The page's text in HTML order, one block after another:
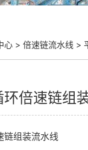
心 > 倍速链流水线 >
倍速链组
链组装流水线